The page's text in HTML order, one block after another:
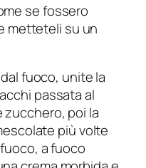
se fossero
metteteli su un
fuoco, unite la
passata al
poi la
più volte
a fuoco